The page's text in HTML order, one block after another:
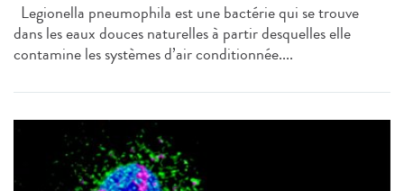
Legionella pneumophila est une bactérie qui se trouve
dans les eaux douces naturelles à partir desquelles elle
contamine les systèmes d’air conditionnée....